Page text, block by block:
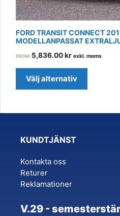
FORD TRANSIT CONNECT
MODELLANPASSAT
FROM: 5,836.00kr exkl. moms
Välj alternativ
KUNDTJÄNST
Kontakta oss
Returer
Reklamationer
V.29 -